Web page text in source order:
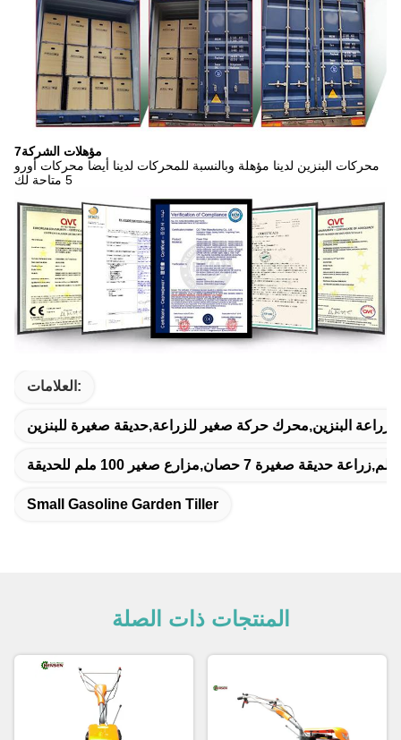
7مؤهلات الشركة
محركات البنزين لدينا مؤهلة وبالنسبة للمحركات لدينا أيضا محركات أورو
5 متاحة لك
العلامات:
زراعة البنزين,محرك حركة صغير للزراعة,حديقة صغيرة للبنزين
Small Gasoline Garden Tiller
المنتجات ذات الصلة